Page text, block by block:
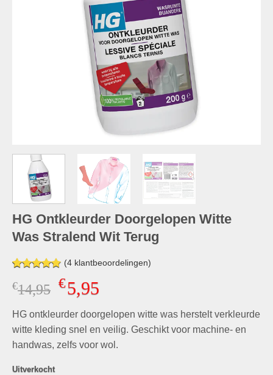
HG Ontkleurder Doorgelopen Witte
Was Stralend Wit Terug
Gewaardeerd
4.75op 5
gebaseerd
waarderingen
(4klantbeoordelingen)
€14,95 Oorspronkelijke
prijs
was:
€14,95.
€5,95Huidige
is:
€5,95.
HG ontkleurder doorgelopen witte was herstelt verkleurde
witte kleding snel en veilig. Geschikt voor machine- en
handwas, zelfs voor wol.
Uitverkocht